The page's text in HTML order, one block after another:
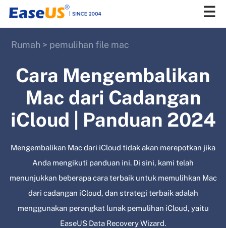
Rumah > pemulihan file mac
Cara Mengembalikan
Mac dari Cadangan
iCloud | Panduan 2024
Mengembalikan Mac dari iCloud tidak akan merepotkan jika
Anda mengikuti panduan ini. Di sini, kami telah
menunjukkan beberapa cara terbaik untuk memulihkan Mac
dari cadangan iCloud, dan strategi terbaik adalah
menggunakan perangkat lunak pemulihan iCloud, yaitu
EaseUS Data Recovery Wizard.